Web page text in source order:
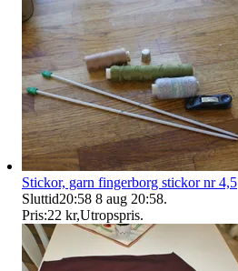
Stickor, garn fingerborg stickor nr 4,5
Sluttid20:58 8 aug 20:58.
Pris:22 kr,Utropspris.